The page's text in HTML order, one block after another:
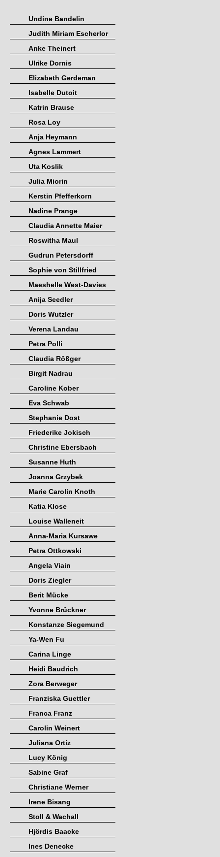
Undine Bandelin
Judith Miriam Escherlor
Anke Theinert
Ulrike Dornis
Elizabeth Gerdeman
Isabelle Dutoit
Katrin Brause
Rosa Loy
Anja Heymann
Agnes Lammert
Uta Koslik
Julia Miorin
Kerstin Pfefferkorn
Nadine Prange
Claudia Annette Maier
Roswitha Maul
Gudrun Petersdorff
Sophie von Stillfried
Maeshelle West-Davies
Anija Seedler
Doris Wutzler
Verena Landau
Petra Polli
Claudia Rößger
Birgit Nadrau
Caroline Kober
Eva Schwab
Stephanie Dost
Friederike Jokisch
Christine Ebersbach
Susanne Huth
Joanna Grzybek
Marie Carolin Knoth
Katia Klose
Louise Walleneit
Anna-Maria Kursawe
Petra Ottkowski
Angela Viain
Doris Ziegler
Berit Mücke
Yvonne Brückner
Konstanze Siegemund
Ya-Wen Fu
Carina Linge
Heidi Baudrich
Zora Berweger
Franziska Guettler
Franca Franz
Carolin Weinert
Juliana Ortiz
Lucy König
Sabine Graf
Christiane Werner
Irene Bisang
Stoll & Wachall
Hjördis Baacke
Ines Denecke